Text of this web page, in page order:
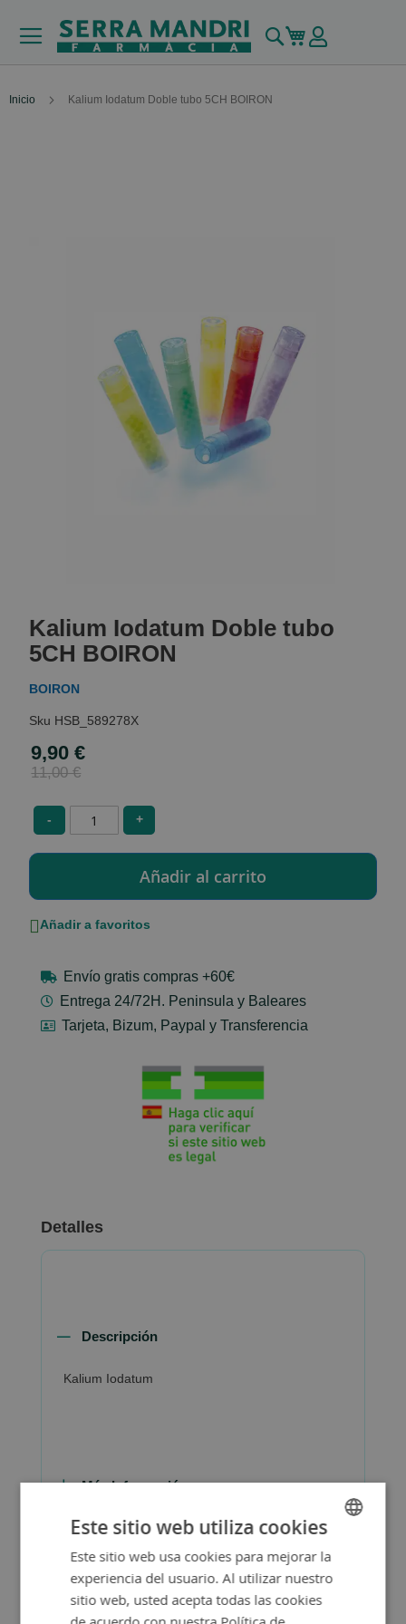
Buscar
Mi carrito
Inicio Kalium Iodatum Doble tubo 5CH BOIRON
the
beginning
of
the
gallery
Kalium Iodatum Doble tubo
5CH BOIRON
BOIRON
HSB_589278X
Special
Price
9,90 €
11,00 €
- +
Añadir a favoritos
Envío gratis compras +60€
Entrega 24/72H. Peninsula y Baleares
Tarjeta, Bizum, Paypal y Transferencia
Detalles
Descripción
Kalium Iodatum
Más Información
SPANISH
ENGLISH
Este sitio web utiliza cookies
Este sitio web usa cookies para mejorar la
experiencia del usuario. Al utilizar nuestro
sitio web, usted acepta todas las cookies